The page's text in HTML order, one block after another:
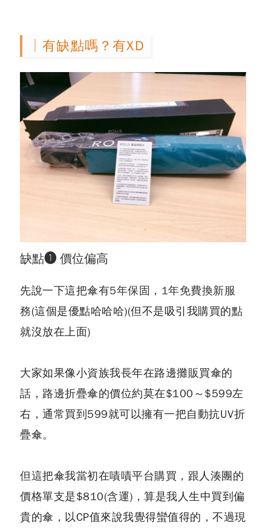
│有缺點嗎？有XD
缺點❶ 價位偏高
先說一下這把傘有5年保固，1年免費換新服
務(這個是優點哈哈哈)(但不是吸引我購買的點
就沒放在上面)
大家如果像小資族我長年在路邊攤販買傘的
話，路邊折疊傘的價位約莫在$100～$599左
右，通常買到599就可以擁有一把自動抗UV折
疊傘。
但這把傘我當初在嘖嘖平台購買，跟人湊團的
價格單支是$810(含運)，算是我人生中買到偏
貴的傘，以CP值來說我覺得蠻值得的，不過現